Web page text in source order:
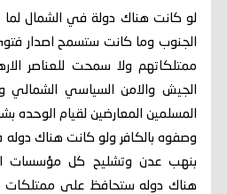
الجنوب وما كانت ستسمح اصدار
ممتلكاتهم ولا سمحت للعناصر
الجيش والامن السياسي الشمالي
المسلمين المعارضين لقيام
وصفوه بالكافر ولو كانت هناك
بنهب عدن وتشليح كل مؤسسات
هناك دوله ستحافظ على ممتلكات